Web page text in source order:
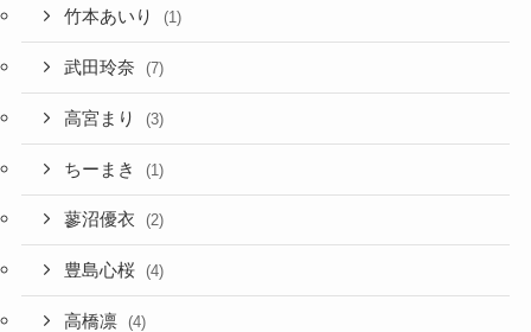
竹本あいり (1)
武田玲奈 (7)
高宮まり (3)
ちーまき (1)
蓼沼優衣 (2)
豊島心桜 (4)
高橋凛 (4)